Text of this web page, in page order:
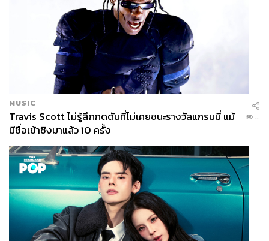
MUSIC
Travis Scott ไม่รู้สึกกดดันที่ไม่เคยชนะรางวัลแกรมมี่ แม้
มีชื่อเข้าชิงมาแล้ว 10 ครั้ง
...